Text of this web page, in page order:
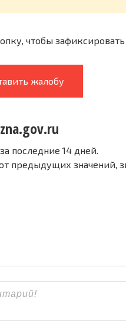
чтобы
жалобу
последние 14 дней.
предыдущих значений,